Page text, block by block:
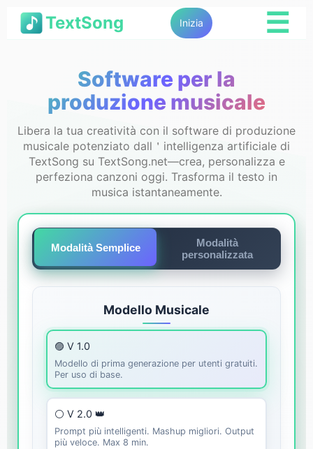
TextSong Inizia ☰
Software per la
produzione musicale
Libera la tua creatività con il software di produzione
musicale potenziato dall＇intelligenza artificiale di
TextSong su TextSong.net—crea, personalizza e
perfeziona canzoni oggi. Trasforma il testo in
musica istantaneamente.
Modalità Semplice
Modalità
personalizzata
Modello Musicale
🟣 V 1.0
Modello di prima generazione per utenti gratuiti.
Per uso di base.
⚪ V 2.0 👑
Prompt più intelligenti. Mashup migliori. Output
più veloce. Max 8 min.